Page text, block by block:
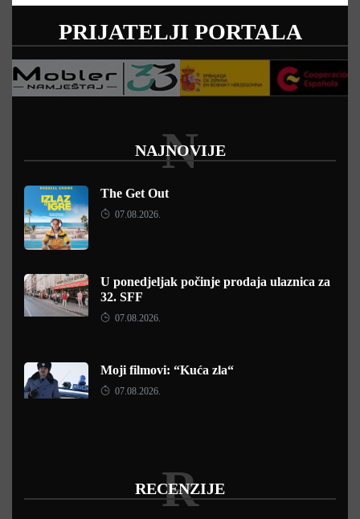
PRIJATELJI PORTALA
NAJNOVIJE
N
The Get Out
07.08.2026.
U ponedjeljak počinje prodaja ulaznica za
32. SFF
07.08.2026.
Moji filmovi: “Kuća zla“
07.08.2026.
RECENZIJE
R